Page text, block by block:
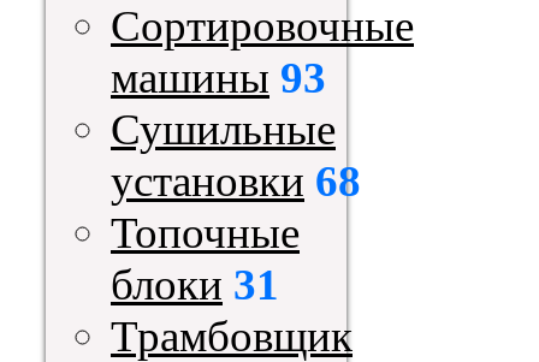
Сортировочные
машины 93
Сушильные
установки 68
Топочные
блоки 31
Трамбовщик